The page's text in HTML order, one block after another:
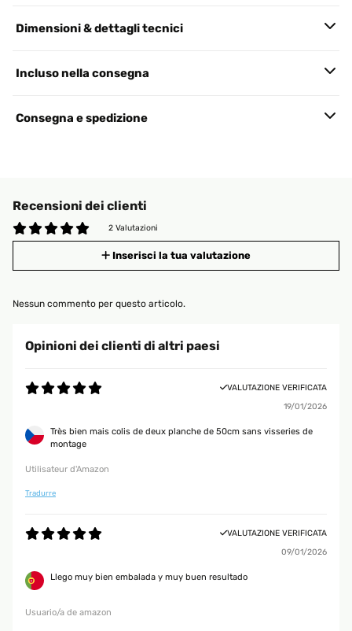
Dimensioni & dettagli tecnici
Incluso nella consegna
Consegna e spedizione
Recensioni dei clienti
2 Valutazioni
Inserisci la tua valutazione
Nessun commento per questo articolo.
Opinioni dei clienti di altri paesi
VALUTAZIONE VERIFICATA
19/01/2026
Très bien mais colis de deux planche de 50cm sans visseries de
montage
Utilisateur d'Amazon
Tradurre
VALUTAZIONE VERIFICATA
09/01/2026
Llego muy bien embalada y muy buen resultado
Usuario/a de amazon